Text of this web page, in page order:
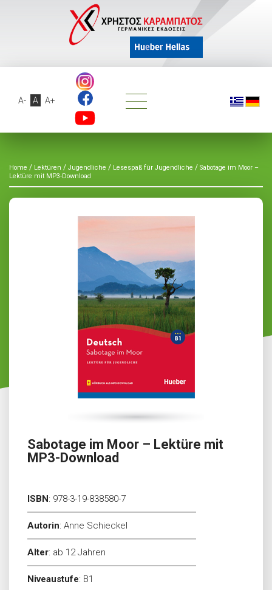
A- A A+
Home / Lektüren / Jugendliche / Lesespaß für Jugendliche / Sabotage im Moor –
Lektüre mit MP3-Download
Sabotage im Moor – Lektüre mit
MP3-Download
ISBN: 978-3-19-838580-7
Autorin: Anne Schieckel
Alter: ab 12 Jahren
Niveaustufe: B1